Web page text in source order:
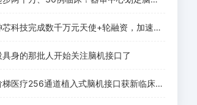
神芯科技完成数千万元天使+轮融资，加速侵入式脑机接口芯片规模化落地
具身的那批人开始关注脑机接口了
阶梯医疗256通道植入式脑机接口获新临床进展